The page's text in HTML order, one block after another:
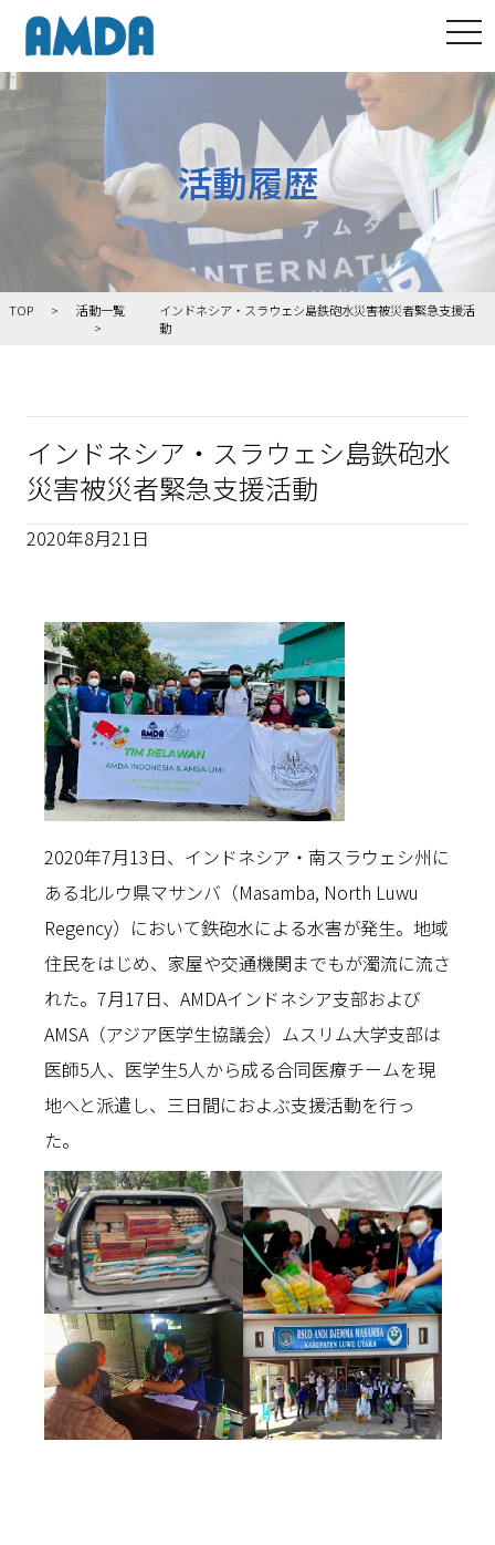
活動履歴
TOP 活動一覧
インドネシア・スラウェシ島鉄砲水災害被災者緊急支援活
動
インドネシア・スラウェシ島鉄砲水
災害被災者緊急支援活動
2020年8月21日
2020年7月13日、インドネシア・南スラウェシ州に
ある北ルウ県マサンバ（Masamba, North Luwu
Regency）において鉄砲水による水害が発生。地域
住民をはじめ、家屋や交通機関までもが濁流に流さ
れた。7月17日、AMDAインドネシア支部および
AMSA（アジア医学生協議会）ムスリム大学支部は
医師5人、医学生5人から成る合同医療チームを現
地へと派遣し、三日間におよぶ支援活動を行っ
た。